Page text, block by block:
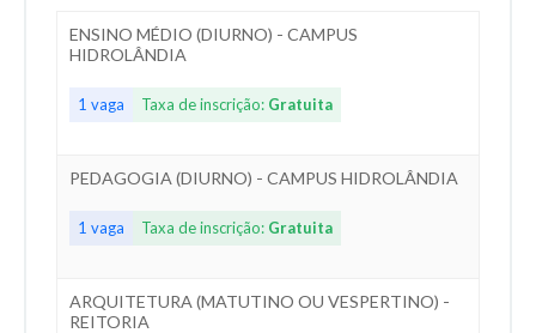
ENSINO MÉDIO (DIURNO) - CAMPUS
HIDROLÂNDIA
1 vaga Taxa de inscrição: Gratuita
PEDAGOGIA (DIURNO) - CAMPUS HIDROLÂNDIA
1 vaga Taxa de inscrição: Gratuita
ARQUITETURA (MATUTINO OU VESPERTINO) -
REITORIA